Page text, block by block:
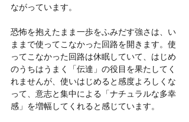
ながっています。
恐怖を抱えたまま一歩をふみだす強さは、い
ままで使ってこなかった回路を開きます。使
ってこなかった回路は休眠していて、はじめ
のうちはうまく「伝達」の役目を果たしてく
れませんが、使いはじめると感度よろしくな
って、意志と集中による「ナチュラルな多幸
感」を増幅してくれると感じています。